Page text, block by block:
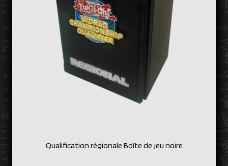
Qualification régionale Boîte de jeu noire